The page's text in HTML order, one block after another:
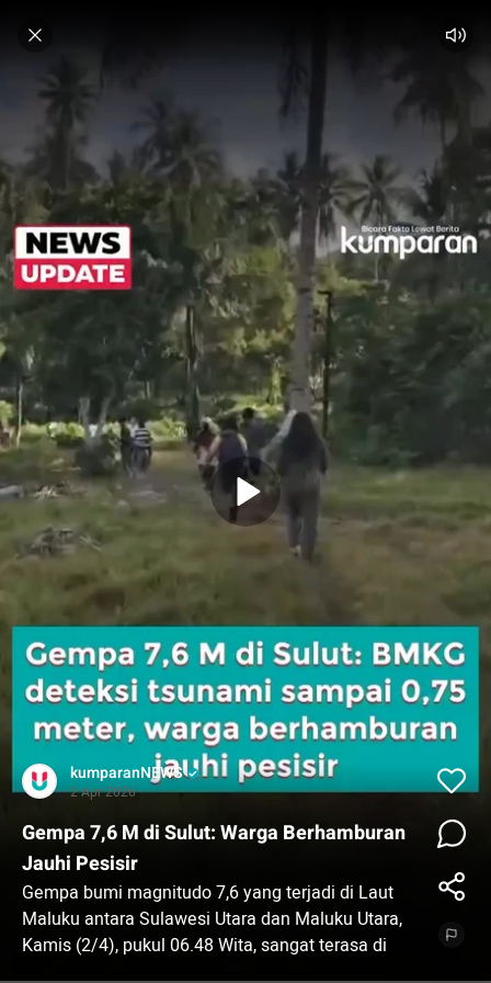
kumparanNEWS
2 Apr 2026
Gempa 7,6 M di Sulut: Warga Berhamburan
Jauhi Pesisir
Gempa bumi magnitudo 7,6 yang terjadi di Laut
Maluku antara Sulawesi Utara dan Maluku Utara,
Kamis (2/4), pukul 06.48 Wita, sangat terasa di